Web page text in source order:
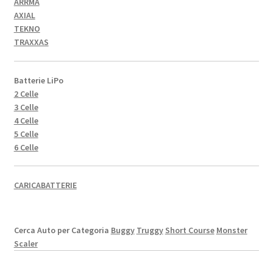
AXIAL
TEKNO
TRAXXAS
Batterie LiPo
2 Celle
3 Celle
4 Celle
5 Celle
6 Celle
CARICABATTERIE
Cerca Auto per Categoria Buggy Truggy Short Course Monster
Scaler